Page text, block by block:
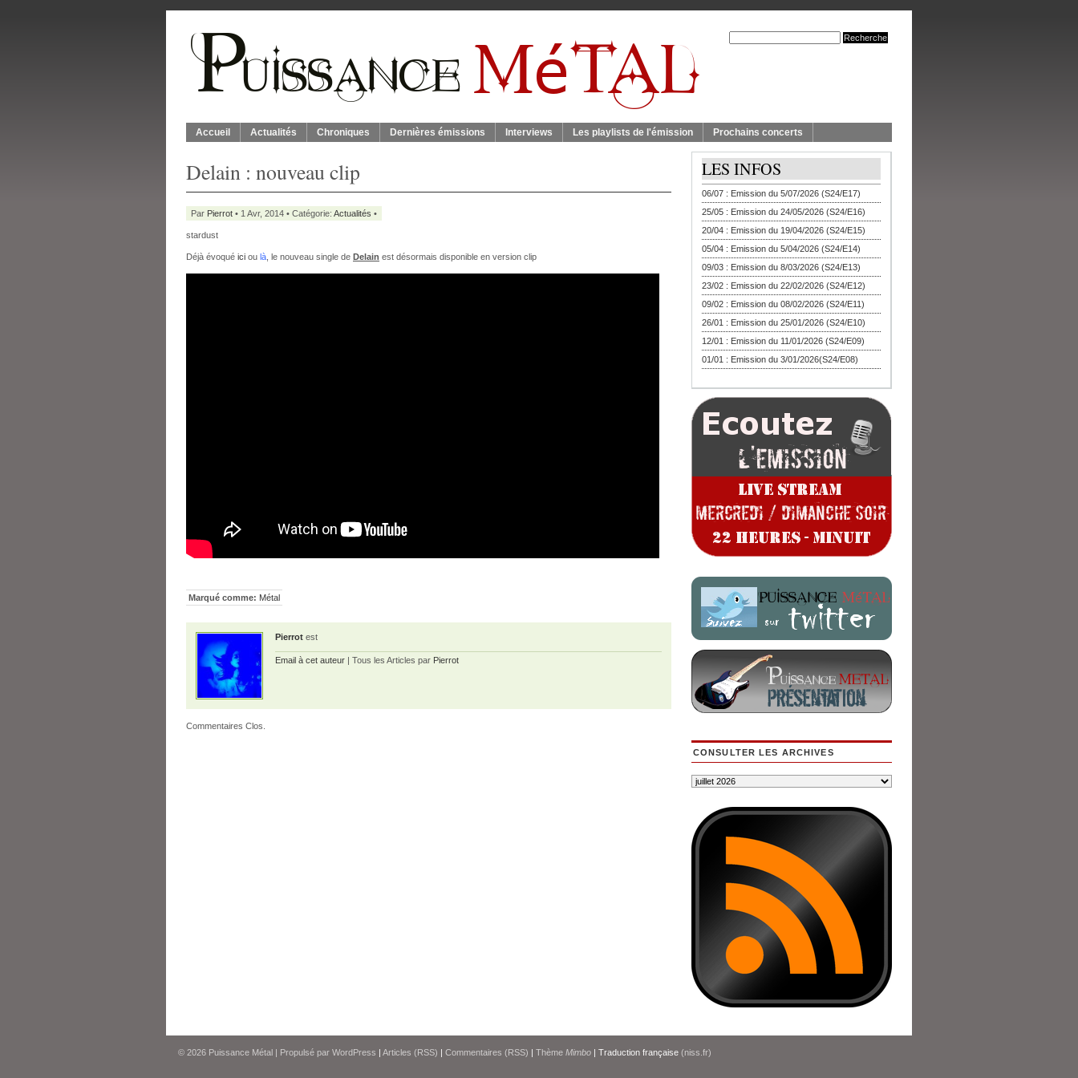
Accueil Actualités Chroniques Dernières émissions Interviews Les playlists de l'émission Prochains concerts
Delain : nouveau clip
Par Pierrot • 1 Avr, 2014 • Catégorie: Actualités •
stardust
Déjà évoqué ici ou là , le nouveau single de Delain est désormais disponible en version clip
Marqué comme: Métal
Pierrot est
Email à cet auteur | Tous les Articles par Pierrot
Commentaires Clos.
LES INFOS
06/07 : Emission du 5/07/2026 (S24/E17)
25/05 : Emission du 24/05/2026 (S24/E16)
20/04 : Emission du 19/04/2026 (S24/E15)
05/04 : Emission du 5/04/2026 (S24/E14)
09/03 : Emission du 8/03/2026 (S24/E13)
23/02 : Emission du 22/02/2026 (S24/E12)
09/02 : Emission du 08/02/2026 (S24/E11)
26/01 : Emission du 25/01/2026 (S24/E10)
12/01 : Emission du 11/01/2026 (S24/E09)
01/01 : Emission du 3/01/2026(S24/E08)
CONSULTER LES ARCHIVES
© 2026 Puissance Métal | Propulsé par WordPress | Articles (RSS) | Commentaires (RSS) | Thème Mimbo | Traduction française (niss.fr)